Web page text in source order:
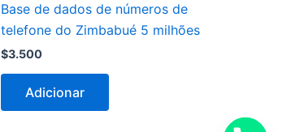
Base de dados de números de
telefone do Zimbabué 5 milhões
$3.500
Adicionar